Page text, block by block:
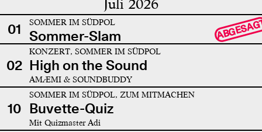
Juli 2026
01 SOMMER IM SÜDPOL
Sommer-Slam
02
KONZERT, SOMMER IM SÜDPOL
High on the Sound
AMÆMI & SOUNDBUDDY
10
SOMMER IM SÜDPOL, ZUM MITMACHEN
Buvette-Quiz
Mit Quizmaster Adi